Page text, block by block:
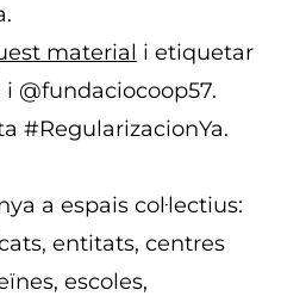
material i etiquetar
@fundaciocoop57.
#RegularizacionYa.
a espais col·lectius:
entitats, centres
escoles,